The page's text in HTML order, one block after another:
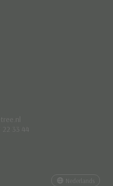
22 33 44
Nederlands
Nederlands